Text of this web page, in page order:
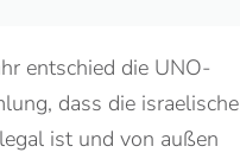
entschied die UNO-
dass die israelische
ist und von außen